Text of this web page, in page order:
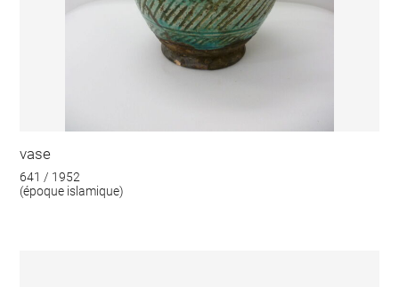
vase
641 / 1952
(époque islamique)